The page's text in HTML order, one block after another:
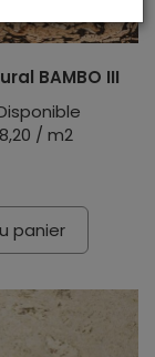
BAMBO III
/ m2
panier